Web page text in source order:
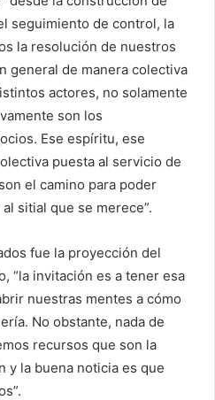
seguimiento de control, la
la resolución de nuestros
general de manera colectiva
actores, no solamente
son los
Ese espíritu, ese
puesta al servicio de
el camino para poder
sitial que se merece”.
fue la proyección del
“la invitación es a tener esa
nuestras mentes a cómo
No obstante, nada de
recursos que son la
y la buena noticia es que